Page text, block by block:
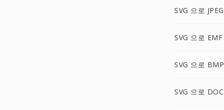
SVG 으로 JPEG
SVG 으로 EMF
SVG 으로 BMP
SVG 으로 DOC